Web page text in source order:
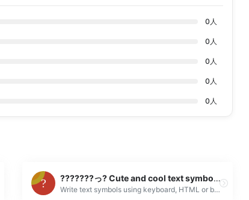
0 人
0 人
0 人
0 人
0 人
???????っ? Cute and cool text symbols to copy paste
Write text symbols using keyboard, HTML or by copy-pasting. Text symbol writing methods and their descriptions listed. Guides on Alt codes for symbols...